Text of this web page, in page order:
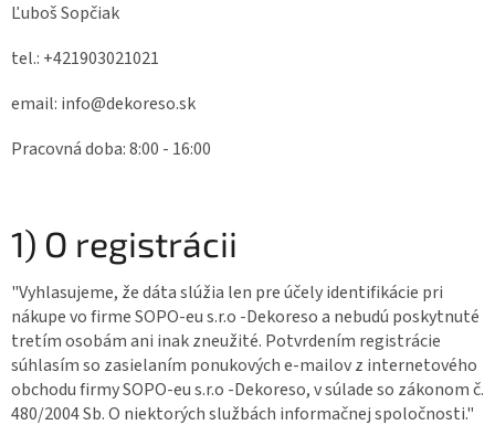
Ľuboš Sopčiak
tel.: +421903021021
email: info@dekoreso.sk
Pracovná doba: 8:00 - 16:00
1) O registrácii
"Vyhlasujeme, že dáta slúžia len pre účely identifikácie pri
nákupe vo firme SOPO-eu s.r.o -Dekoreso a nebudú poskytnuté
tretím osobám ani inak zneužité. Potvrdením registrácie
súhlasím so zasielaním ponukových e-mailov z internetového
obchodu firmy SOPO-eu s.r.o -Dekoreso, v súlade so zákonom č.
480/2004 Sb. O niektorých službách informačnej spoločnosti."